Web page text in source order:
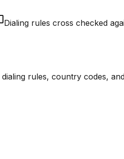
Dialing rules cross checked
rules, country codes,